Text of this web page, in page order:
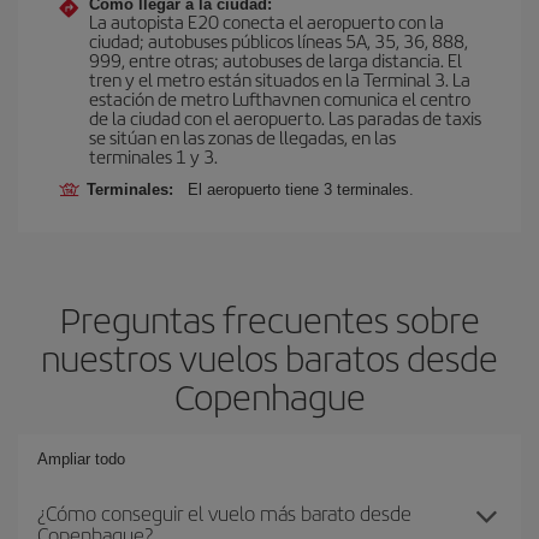
Cómo llegar a la ciudad:
La autopista E20 conecta el aeropuerto con la
ciudad; autobuses públicos líneas 5A, 35, 36, 888,
999, entre otras; autobuses de larga distancia. El
tren y el metro están situados en la Terminal 3. La
estación de metro Lufthavnen comunica el centro
de la ciudad con el aeropuerto. Las paradas de taxis
se sitúan en las zonas de llegadas, en las
terminales 1 y 3.
Terminales: El aeropuerto tiene 3 terminales.
Preguntas frecuentes sobre
nuestros vuelos baratos desde
Copenhague
Ampliar todo
¿Cómo conseguir el vuelo más barato desde